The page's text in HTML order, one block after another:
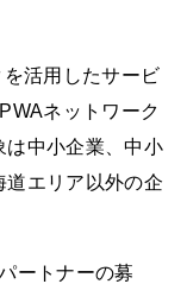
活用したサービ
ネットワーク
は中小企業、中小
道エリア以外の企
ートナーの募